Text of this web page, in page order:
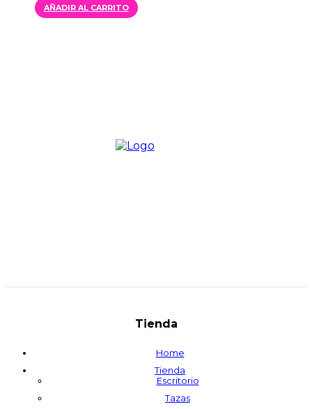
AÑADIR AL CARRITO
Tienda
Home
Tienda
Escritorio
Tazas